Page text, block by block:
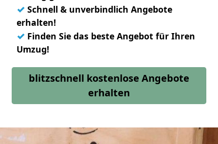
✓ Schnell & unverbindlich Angebote
erhalten!
✓ Finden Sie das beste Angebot für Ihren
Umzug!
blitzschnell kostenlose Angebote
erhalten